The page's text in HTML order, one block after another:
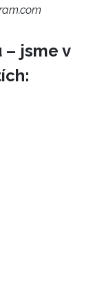
– jsme v